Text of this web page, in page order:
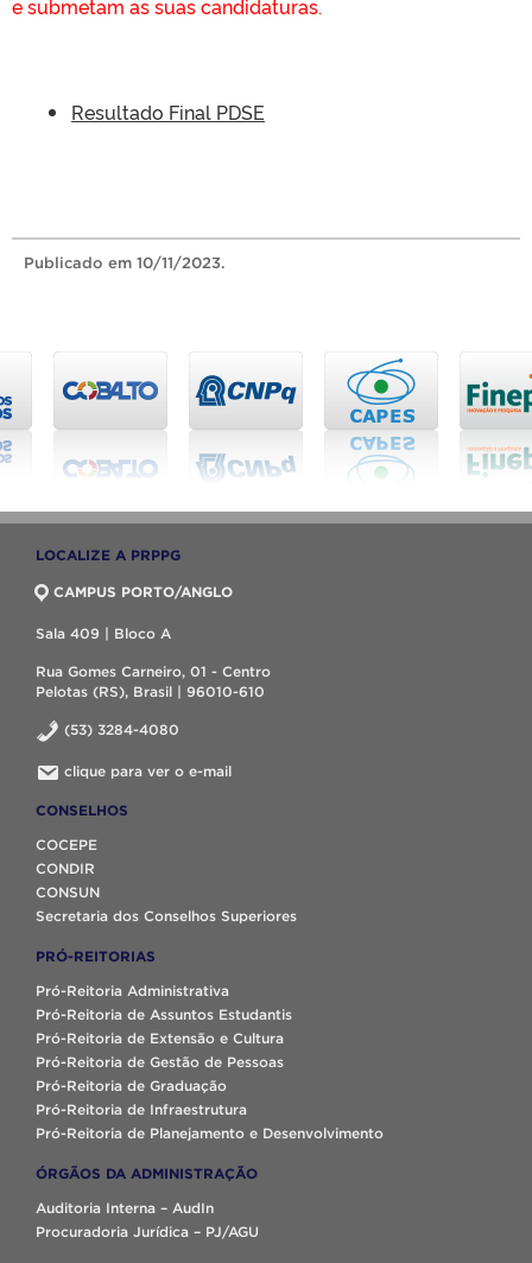
e submetam as suas candidaturas.
Resultado Final PDSE
Publicado em 10/11/2023.
LOCALIZE A PRPPG
CAMPUS PORTO/ANGLO
Sala 409 | Bloco A
Rua Gomes Carneiro, 01 - Centro
Pelotas (RS), Brasil | 96010-610
(53) 3284-4080
clique para ver o e-mail
CONSELHOS
COCEPE
CONDIR
CONSUN
Secretaria dos Conselhos Superiores
PRÓ-REITORIAS
Pró-Reitoria Administrativa
Pró-Reitoria de Assuntos Estudantis
Pró-Reitoria de Extensão e Cultura
Pró-Reitoria de Gestão de Pessoas
Pró-Reitoria de Graduação
Pró-Reitoria de Infraestrutura
Pró-Reitoria de Planejamento e Desenvolvimento
ÓRGÃOS DA ADMINISTRAÇÃO
Auditoria Interna – AudIn
Procuradoria Jurídica – PJ/AGU